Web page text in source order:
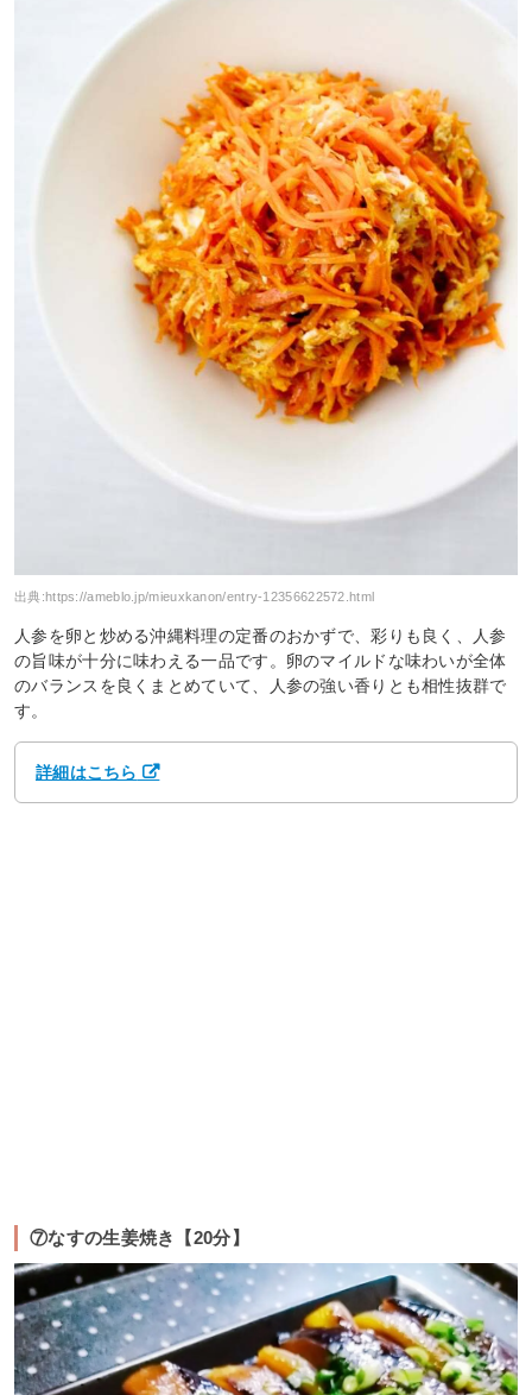
出典: https://ameblo.jp/mieuxkanon/entry-12356622572.html
人参を卵と炒める沖縄料理の定番のおかずで、彩りも良く、人参
の旨味が十分に味わえる一品です。卵のマイルドな味わいが全体
のバランスを良くまとめていて、人参の強い香りとも相性抜群で
す。
詳細はこちら
⑦なすの生姜焼き【20分】